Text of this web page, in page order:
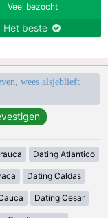
Veel bezocht
Het beste
wees alsjeblieft
Dating Atlantico
Dating Caldas
Dating Cesar